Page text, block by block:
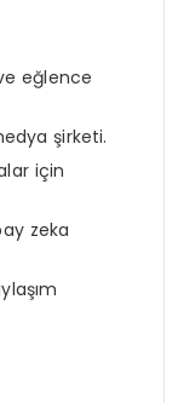
eğlence
şirketi.
için
zeka